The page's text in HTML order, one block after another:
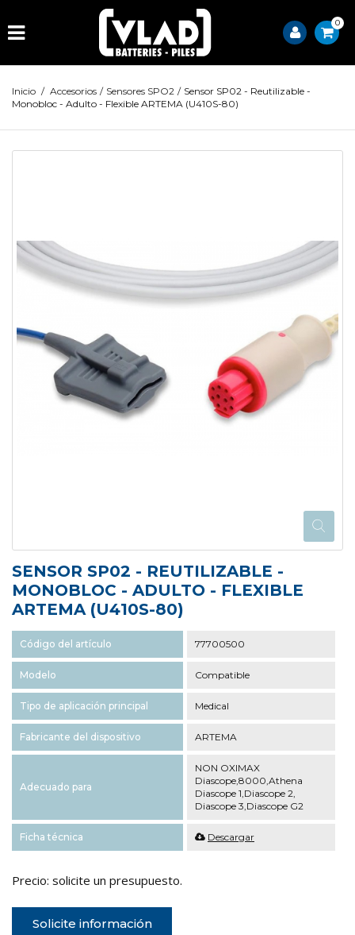
0
Inicio / Accesorios / Sensores SPO2 / Sensor SP02 - Reutilizable -
Monobloc - Adulto - Flexible ARTEMA (U410S-80)
SENSOR SP02 - REUTILIZABLE -
MONOBLOC - ADULTO - FLEXIBLE
ARTEMA (U410S-80)
Código del artículo 77700500
Modelo Compatible
Tipo de aplicación principal Medical
Fabricante del dispositivo ARTEMA
Adecuado para
NON OXIMAX
Diascope,8000,Athena
Diascope 1,Diascope 2,
Diascope 3,Diascope G2
Ficha técnica Descargar
Precio: solicite un presupuesto.
Solicite información